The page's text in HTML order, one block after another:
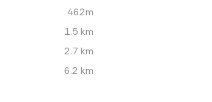
462m
1.5 km
2.7 km
6.2 km